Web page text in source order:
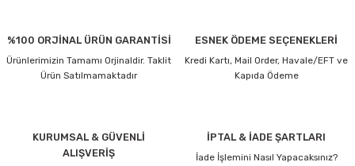
%100 ORJİNAL ÜRÜN GARANTİSİ
Ürünlerimizin Tamamı Orjinaldir. Taklit
Ürün Satılmamaktadır
ESNEK ÖDEME SEÇENEKLERİ
Kredi Kartı, Mail Order, Havale/EFT ve
Kapıda Ödeme
KURUMSAL & GÜVENLİ
ALIŞVERİŞ
İPTAL & İADE ŞARTLARI
İade İşlemini Nasıl Yapacaksınız?